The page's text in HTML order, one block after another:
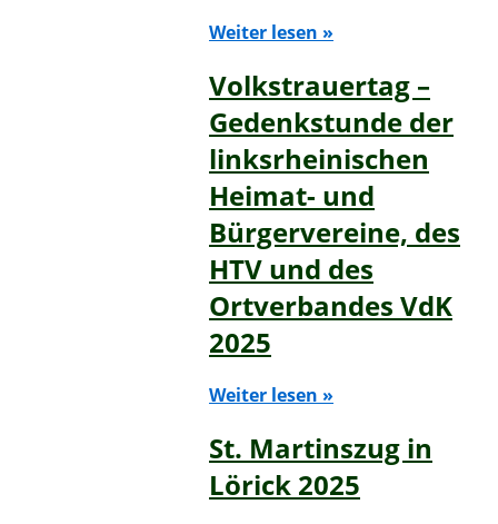
Weiter lesen »
Volkstrauertag –
Gedenkstunde der
linksrheinischen
Heimat- und
Bürgervereine, des
HTV und des
Ortverbandes VdK
2025
Weiter lesen »
St. Martinszug in
Lörick 2025